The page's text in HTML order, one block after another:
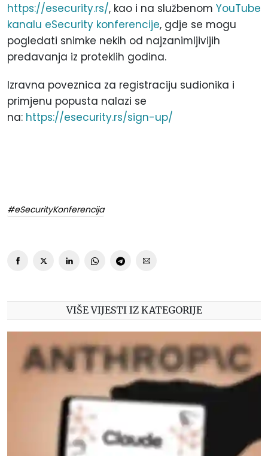
https://esecurity.rs/, kao i na službenom YouTube
kanalu eSecurity konferencije, gdje se mogu
pogledati snimke nekih od najzanimljivijih
predavanja iz proteklih godina.
Izravna poveznica za registraciju sudionika i
primjenu popusta nalazi se
na: https://esecurity.rs/sign-up/
#eSecurityKonferencija
VIŠE VIJESTI IZ KATEGORIJE